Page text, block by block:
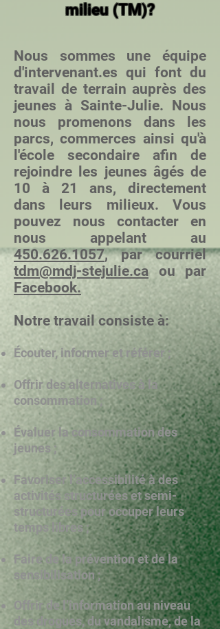
milieu (TM)?
​Nous sommes une équipe
d'intervenant.es qui font du
travail de terrain auprès des
jeunes à Sainte-Julie. Nous
nous promenons dans les
parcs, commerces ainsi qu'à
l'école secondaire afin de
rejoindre les jeunes âgés de
10 à 21 ans, directement
dans leurs milieux. Vous
pouvez nous contacter en
nous appelant au
450.626.1057, par courriel
tdm@mdj-stejulie.caou par
Facebook.
Notre travail consiste à:
Écouter, informer et référer ;
Offrir des alternatives à la
consommation ;
Évaluer la consommation des
jeunes ;
Favoriser l’accessibilité à des
activités structurées et semi-
structurées pour occuper leurs
temps libres ;
Faire de la prévention et de la
sensibilisation ;
Offrir de l’information au niveau
des drogues, du vandalisme, de la